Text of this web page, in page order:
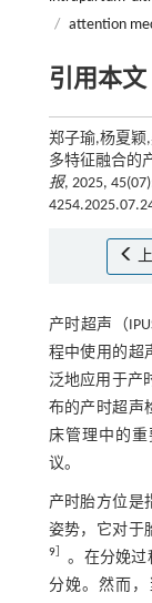
/ attention
引用本文
郑子瑜,杨夏颖
多特征融合的
报, 2025,
产时超声（
程中使用的超
泛地应用于产
布的产时超声
床管理中的
议。
产时胎方位是
姿势，它对于
9］ 。在分娩过
分娩。然而